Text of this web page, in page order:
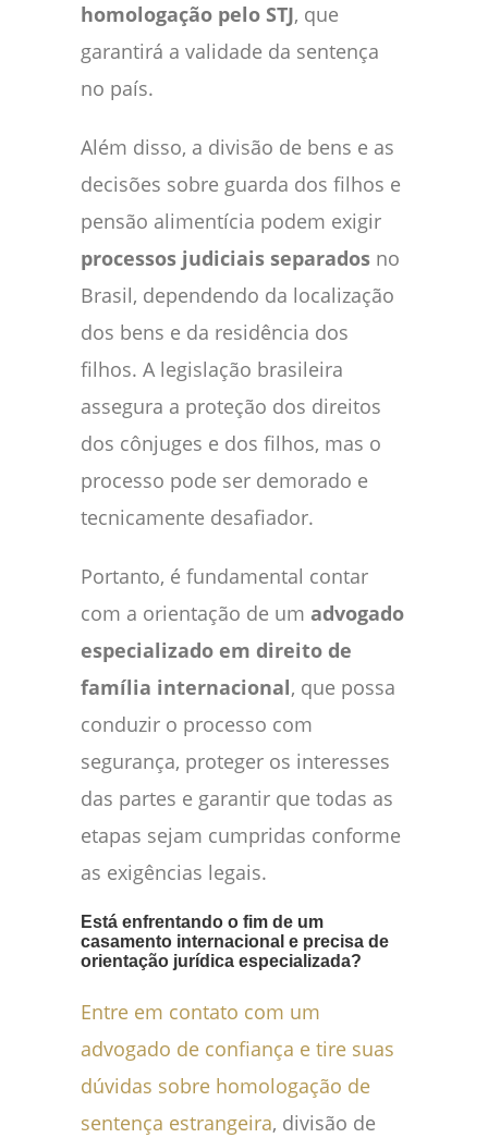
homologação pelo STJ, que
garantirá a validade da sentença
no país.
Além disso, a divisão de bens e as
decisões sobre guarda dos filhos e
pensão alimentícia podem exigir
processos judiciais separados no
Brasil, dependendo da localização
dos bens e da residência dos
filhos. A legislação brasileira
assegura a proteção dos direitos
dos cônjuges e dos filhos, mas o
processo pode ser demorado e
tecnicamente desafiador.
Portanto, é fundamental contar
com a orientação de um advogado
especializado em direito de
família internacional, que possa
conduzir o processo com
segurança, proteger os interesses
das partes e garantir que todas as
etapas sejam cumpridas conforme
as exigências legais.
Está enfrentando o fim de um
casamento internacional e precisa de
orientação jurídica especializada?
Entre em contato com um
advogado de confiança e tire suas
dúvidas sobre homologação de
sentença estrangeira, divisão de